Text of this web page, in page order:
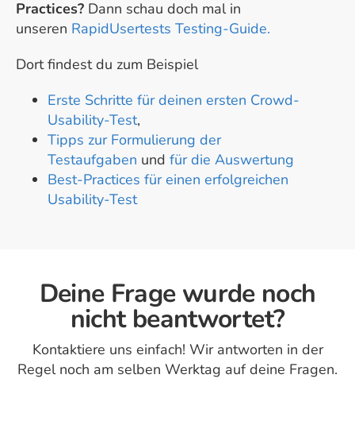
Practices? Dann schau doch mal in
unseren RapidUsertests Testing-Guide.
Dort findest du zum Beispiel
Erste Schritte für deinen ersten Crowd-
Usability-Test,
Tipps zur Formulierung der
Testaufgaben und für die Auswertung
Best-Practices für einen erfolgreichen
Usability-Test
Deine Frage wurde noch
nicht beantwortet?
Kontaktiere uns einfach! Wir antworten in der
Regel noch am selben Werktag auf deine Fragen.